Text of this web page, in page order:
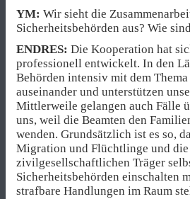
YM: Wir sieht die
Sicherheitsbehörden aus? Wie
ENDRES: Die Kooperation hat
professionell entwickelt. In den
Behörden intensiv mit dem
auseinander und unterstützen
Mittlerweile gelangen auch Fälle
uns, weil die Beamten den
wenden. Grundsätzlich ist es so,
Migration und Flüchtlinge und die
zivilgesellschaftlichen Träger
Sicherheitsbehörden einschalten
strafbare Handlungen im Raum